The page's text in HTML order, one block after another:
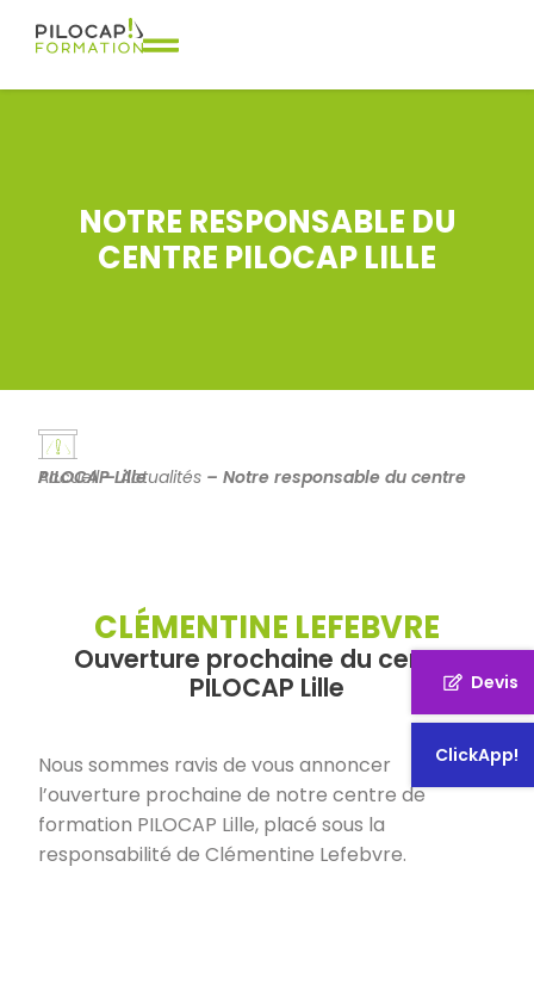
Devis
ClickApp!
NOTRE RESPONSABLE DU
CENTRE PILOCAP LILLE
Accueil–Actualités –
Notre responsable du centre PILOCAP Lille
CLÉMENTINE LEFEBVRE
Ouverture prochaine du centre
PILOCAP Lille
Nous sommes ravis de vous annoncer
l’ouverture prochaine de notre centre de
formation PILOCAP Lille, placé sous la
responsabilité de Clémentine Lefebvre.